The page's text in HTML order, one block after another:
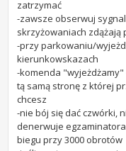
zatrzymać
-zawsze obserwuj
skrzyżowaniach zdążają
-przy parkowaniu/
kierunkowskazach
-komenda
tą samą stronę z której
chcesz
-nie bój się dać czwórki,
denerwuje
biegu przy 3000 obrotów